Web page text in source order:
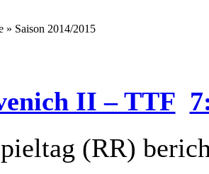
» Saison 2014/2015
II – TTF
(RR)